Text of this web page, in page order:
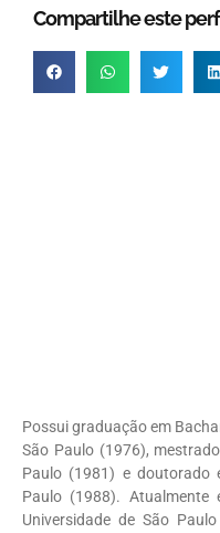
Compartilhe este
Possui graduação em
São Paulo (1976),
Paulo (1981) e doutorado
Paulo (1988).
Universidade de São